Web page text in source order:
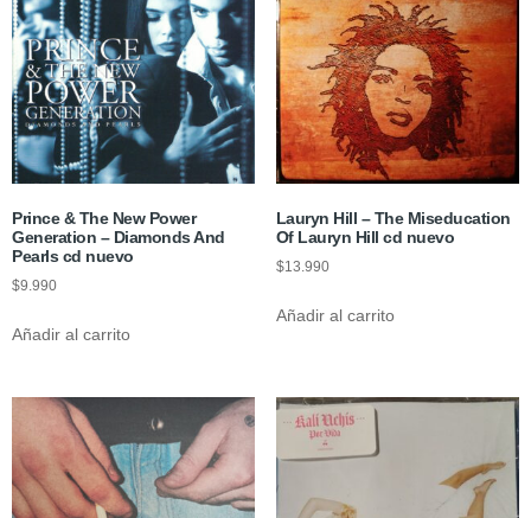
Prince & The New Power
Generation – Diamonds And
Pearls cd nuevo
$9.990
Añadir al carrito
Lauryn Hill – The Miseducation
Of Lauryn Hill cd nuevo
$13.990
Añadir al carrito